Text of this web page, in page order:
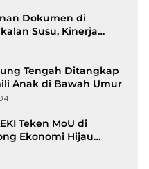
Dokumen di
Susu, Kinerja
Disorot
Tengah Ditangkap
Anak di Bawah Umur
Teken MoU di
Ekonomi Hijau
Perdagangan Karbon